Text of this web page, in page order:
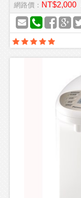
網路價： NT$2,000